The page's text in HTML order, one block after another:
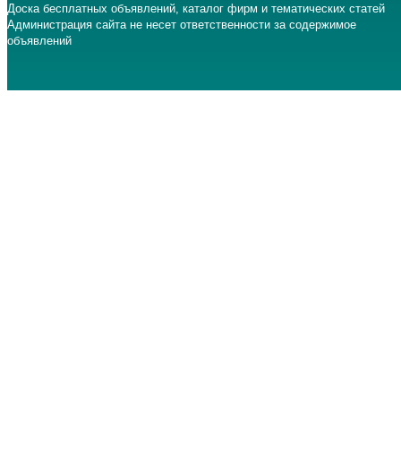
Доска бесплатных объявлений, каталог фирм и тематических статей
Администрация сайта не несет ответственности за содержимое
объявлений